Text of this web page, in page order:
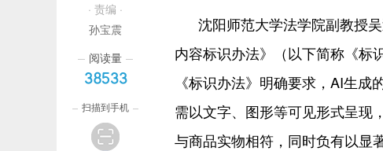
沈阳师范大学法学院副教授
内容标识办法》（以下简称《标
《标识办法》明确要求，AI生
需以文字、图形等可见形式呈现
与商品实物相符，同时负有以显
· 责编 ·
孙宝震
阅读量
38533
扫描到手机